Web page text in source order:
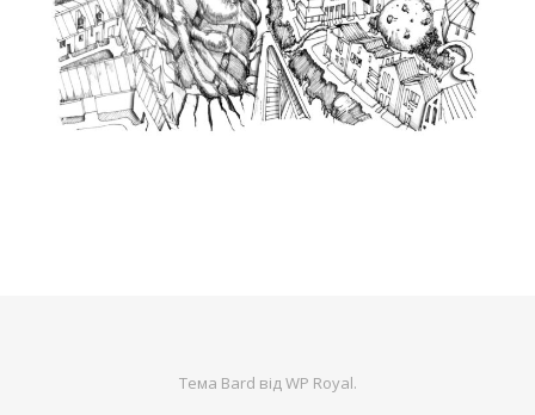
Тема Bard відWP Royal.